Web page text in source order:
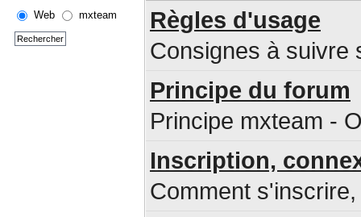
Web mxteam
Règles d'usage
Consignes à suivre
Principe du forum
Principe mxteam -
Inscription,
Comment